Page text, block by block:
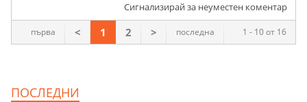
Сигнализирай за неуместен коментар
1 - 10 от 16
първа < 1 2 > последна
ПОСЛЕДНИ